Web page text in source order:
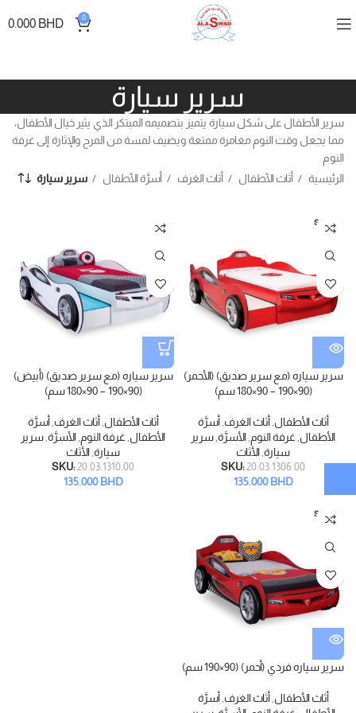
0
0.000 BHD
سرير سيارة
سرير الأطفال على شكل سيارة يتميز بتصميمه المبتكر الذي يثير خيال الأطفال،
مما يجعل وقت النوم مغامرة ممتعة ويضيف لمسة من المرح والإثارة إلى غرفة
النوم
الرئيسية
أثاث الأطفال أثاث الغرف أسرَّة الأطفال سرير سيارة
SOLD
OUT
سرير سياره (مع سرير صديق) (الأحمر)
(90×190 – 90×180 سم)
أثاث الأطفال ,أثاث الغرف ,أسرَّة
الأطفال غرفة النوم الأسرَّة سرير
سيارة الأثاث
SKU:20.03.1306.00
135.000BHD
سرير سياره (مع سرير صديق) (أبيض)
(90×190 – 90×180 سم)
أثاث الأطفال ,أثاث الغرف ,أسرَّة
الأطفال غرفة النوم الأسرَّة سرير
سيارة الأثاث
SKU:20.03.1310.00
135.000BHD
SOLD
OUT
سرير سياره فردي (أحمر) (90×190 سم)
أثاث الأطفال ,أثاث الغرف ,أسرَّة